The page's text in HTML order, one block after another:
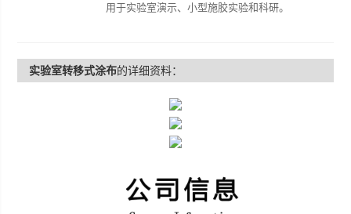
用于实验室演示、小型施胶实验和科研。
实验室转移式涂布的详细资料：